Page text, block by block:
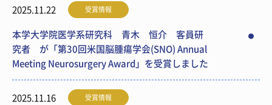
2025.11.22 受賞情報
本学大学院医学系研究科 青木 恒介 客員研
究者 が「第30回米国脳腫瘍学会(SNO) Annual
Meeting Neurosurgery Award」を受賞しました
2025.11.16 受賞情報